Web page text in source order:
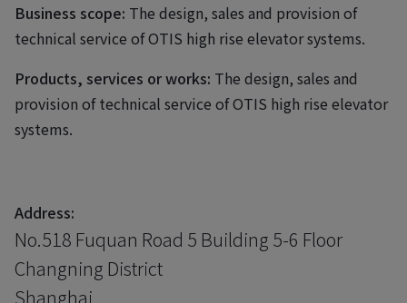
Business scope: The design, sales and provision of
technical service of OTIS high rise elevator systems.
Products, services or works: The design, sales and
provision of technical service of OTIS high rise elevator
systems.
Address:
No.518 Fuquan Road 5 Building 5-6 Floor
Changning District
Shanghai